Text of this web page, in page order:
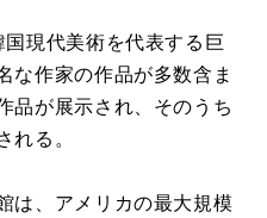
現代美術を代表する巨
な作家の作品が多数含ま
品が展示され、そのうち
れる。
は、アメリカの最大規模